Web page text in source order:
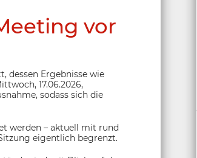
vor
dessen Ergebnisse wie
17.06.2026,
sodass sich die
werden – aktuell mit rund
eigentlich begrenzt.